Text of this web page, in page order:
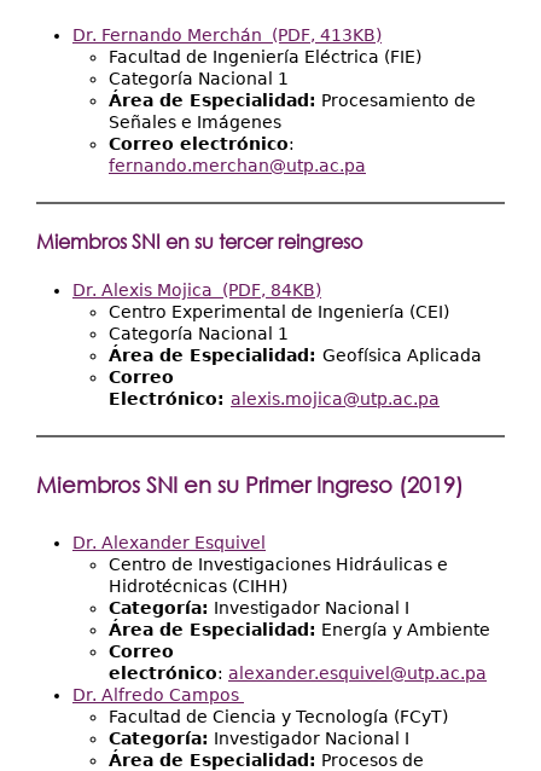
Dr. Fernando Merchán
(PDF, 413KB)
Facultad de Ingeniería Eléctrica (FIE)
Categoría Nacional 1
Área de Especialidad: Procesamiento de
Señales e Imágenes
Correo electrónico:
fernando.merchan@utp.ac.pa
Miembros SNI en su tercer reingreso
Dr. Alexis Mojica (PDF, 84KB)
Centro Experimental de Ingeniería (CEI)
Categoría Nacional 1
Área de Especialidad: Geofísica Aplicada
Correo
Electrónico: alexis.mojica@utp.ac.pa
Miembros SNI en su Primer Ingreso (2019)
Dr. Alexander Esquivel
Centro de Investigaciones Hidráulicas e
Hidrotécnicas (CIHH)
Categoría: Investigador Nacional I
Área de Especialidad: Energía y Ambiente
Correo
electrónico: alexander.esquivel@utp.ac.pa
Dr. Alfredo Campos
Facultad de Ciencia y Tecnología (FCyT)
Categoría: Investigador Nacional I
Área de Especialidad: Procesos de